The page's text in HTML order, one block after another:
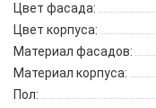
Цвет фасада:
Цвет корпуса:
Материал фасадов:
Материал корпуса:
Пол: